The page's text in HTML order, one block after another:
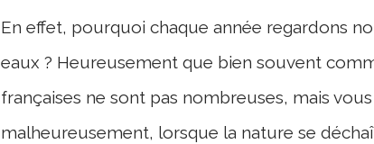
En effet, pourquoi chaque année regardons
eaux ? Heureusement que bien souvent
françaises ne sont pas nombreuses, mais
malheureusement, lorsque la nature se